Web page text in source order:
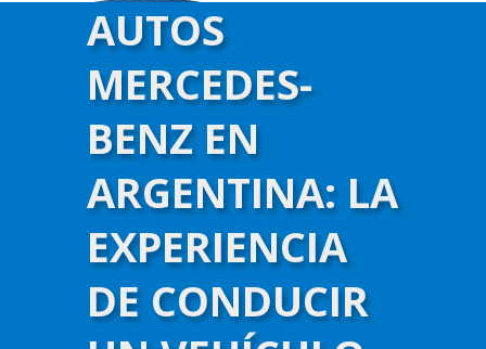
AUTOS
MERCEDES-
BENZ EN
ARGENTINA: LA
EXPERIENCIA
DE CONDUCIR